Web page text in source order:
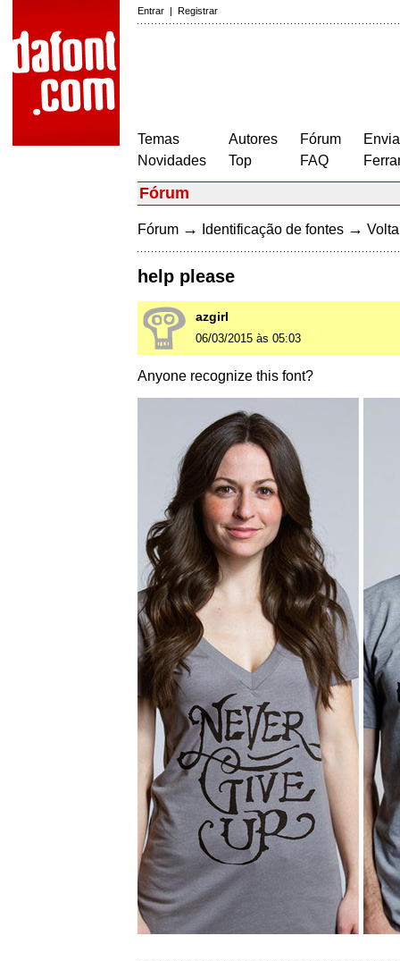
Entrar | Registrar
Temas
Novidades
Autores
Top
Fórum
FAQ
Fórum
Fórum → Identificação de fontes →
help please
azgirl
06/03/2015 às 05:03
Anyone recognize this font?